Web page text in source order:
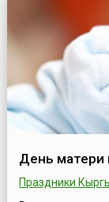
День матери
Праздники